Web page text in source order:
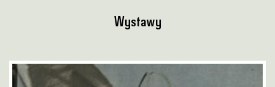
Wystawy